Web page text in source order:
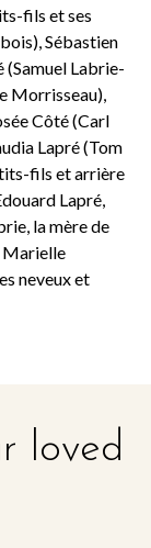
fils et ses
Sébastien
Labrie-
Morrisseau),
Côté (Carl
Lapré (Tom
fils et arrière
Lapré,
la mère de
Marielle
neveux et
loved